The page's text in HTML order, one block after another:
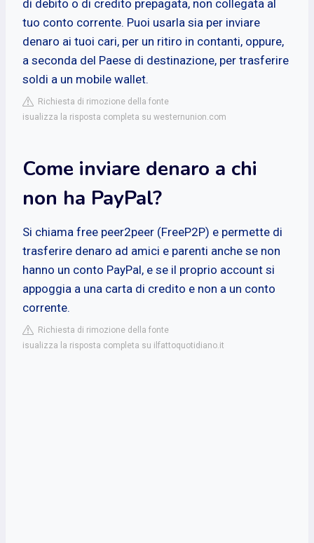
di debito o di credito prepagata, non collegata al
tuo conto corrente. Puoi usarla sia per inviare
denaro ai tuoi cari, per un ritiro in contanti, oppure,
a seconda del Paese di destinazione, per trasferire
soldi a un mobile wallet.
Richiesta di rimozione della fonte
isualizza la risposta completa su westernunion.com
Come inviare denaro a chi
non ha PayPal?
Si chiama free peer2peer (FreeP2P) e permette di
trasferire denaro ad amici e parenti anche se non
hanno un conto PayPal, e se il proprio account si
appoggia a una carta di credito e non a un conto
corrente.
Richiesta di rimozione della fonte
isualizza la risposta completa su ilfattoquotidiano.it